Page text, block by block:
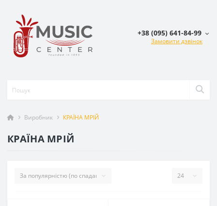
+38 (095) 641-84-99
Замовити дзвінок
Виробник КРАЇНА МРІЙ
КРАЇНА МРІЙ